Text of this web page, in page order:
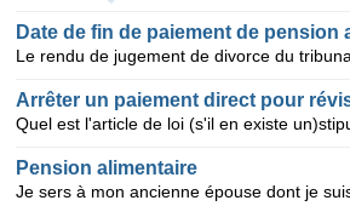
Pension alimentaire